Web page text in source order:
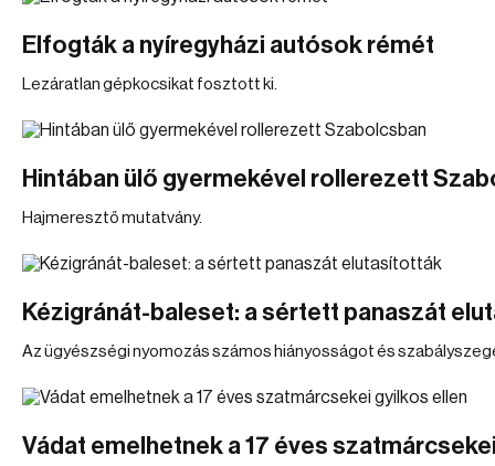
Elfogták a nyíregyházi autósok rémét
Lezáratlan gépkocsikat fosztott ki.
Hintában ülő gyermekével rollerezett
Hajmeresztő mutatvány.
Kézigránát-baleset: a sértett panaszát
Az ügyészségi nyomozás számos hiányosságot és
Vádat emelhetnek a 17 éves